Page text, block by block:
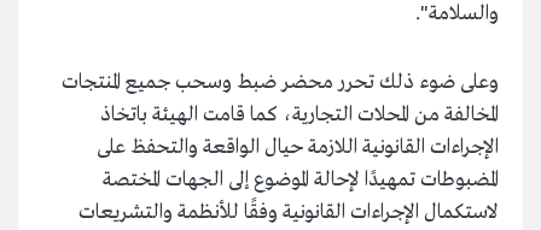
والسلامة".
وعلى ضوء ذلك تحرر محضر ضبط وسحب جميع المنتجات
المخالفة من المحلات التجارية، كما قامت الهيئة باتخاذ
الإجراءات القانونية اللازمة حيال الواقعة والتحفظ على
المضبوطات تمهيدًا لإحالة الموضوع إلى الجهات المختصة
لاستكمال الإجراءات القانونية وفقًا للأنظمة والتشريعات